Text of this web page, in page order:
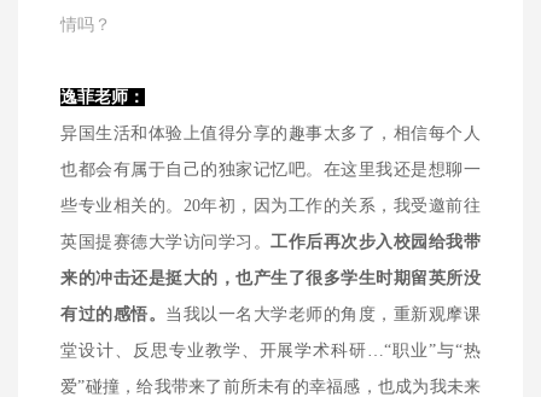
情吗？
逸菲老师：
异国生活和体验上值得分享的趣事太多了，相信每个人
也都会有属于自己的独家记忆吧。在这里我还是想聊一
些专业相关的。20年初，因为工作的关系，我受邀前往
英国提赛德大学访问学习。工作后再次步入校园给我带
来的冲击还是挺大的，也产生了很多学生时期留英所没
有过的感悟。 当我以一名大学老师的角度，重新观摩课
堂设计、反思专业教学、开展学术科研…“职业”与“热
爱”碰撞，给我带来了前所未有的幸福感，也成为我未来